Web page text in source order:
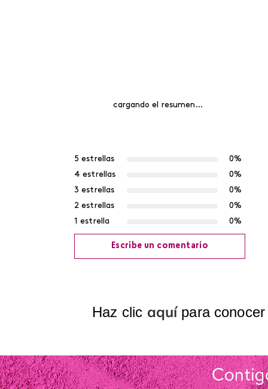
cargando el resumen…
5 estrellas
0%
4 estrellas
0%
3 estrellas
0%
2 estrellas
0%
1 estrella
0%
Escribe un comentario
Título
Califica el producto de 1 a 5 estrellas
Haz clic aquípara conocer